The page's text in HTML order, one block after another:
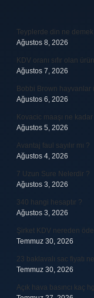
Teyplerde din ne
Ağustos 8, 2026
KDV oranı sıfır olan
Ağustos 7, 2026
Bobbi Brown hayvanlar
Ağustos 6, 2026
Kovacic maaşı ne kadar
Ağustos 5, 2026
Avantaj faul sayılır mı ?
Ağustos 4, 2026
7 Uzun Sure Nelerdir ?
Ağustos 3, 2026
340 hangi hesaptır ?
Ağustos 3, 2026
Şirket KDV nereden
Temmuz 30, 2026
23 baklavalı sac fiyatı
Temmuz 30, 2026
Açık hava basıncı kaç